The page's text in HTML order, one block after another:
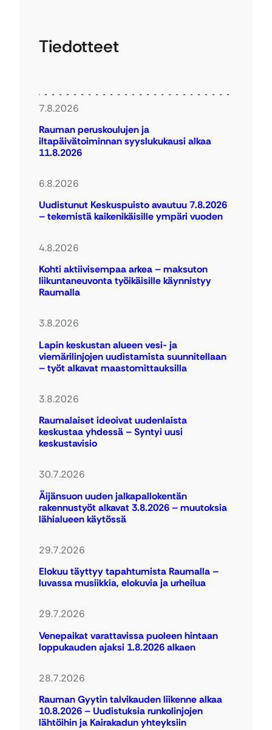
Tiedotteet
7.8.2026
Rauman peruskoulujen ja
iltapäivätoiminnan syyslukukausi alkaa
11.8.2026
6.8.2026
Uudistunut Keskuspuisto avautuu 7.8.2026
– tekemistä kaikenikäisille ympäri vuoden
4.8.2026
Kohti aktiivisempaa arkea – maksuton
liikuntaneuvonta työikäisille käynnistyy
Raumalla
3.8.2026
Lapin keskustan alueen vesi- ja
viemärilinjojen uudistamista suunnitellaan
– työt alkavat maastomittauksilla
3.8.2026
Raumalaiset ideoivat uudenlaista
keskustaa yhdessä – Syntyi uusi
keskustavisio
30.7.2026
Äijänsuon uuden jalkapallokentän
rakennustyöt alkavat 3.8.2026 – muutoksia
lähialueen käytössä
29.7.2026
Elokuu täyttyy tapahtumista Raumalla –
luvassa musiikkia, elokuvia ja urheilua
29.7.2026
Venepaikat varattavissa puoleen hintaan
loppukauden ajaksi 1.8.2026 alkaen
28.7.2026
Rauman Gyytin talvikauden liikenne alkaa
10.8.2026 – Uudistuksia runkolinjojen
lähtöihin ja Kairakadun yhteyksiin